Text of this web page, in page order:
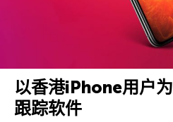
以香港iPhone用户
跟踪软件